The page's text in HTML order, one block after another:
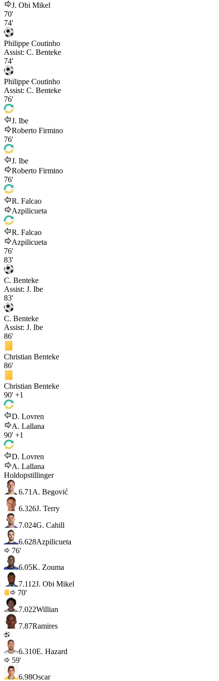
J. Obi Mikel
70'
74'
Philippe Coutinho
Assist: C. Benteke
74'
Philippe Coutinho
Assist: C. Benteke
76'
J. Ibe
Roberto Firmino
76'
J. Ibe
Roberto Firmino
76'
R. Falcao
Azpilicueta
R. Falcao
Azpilicueta
76'
83'
C. Benteke
Assist: J. Ibe
83'
C. Benteke
Assist: J. Ibe
86'
Christian Benteke
86'
Christian Benteke
90' +1
D. Lovren
A. Lallana
90' +1
D. Lovren
A. Lallana
Holdopstillinger
6.71 A. Begović
6.326J. Terry
7.024G. Cahill
6.628Azpilicueta
76'
6.05K. Zouma
7.112J. Obi Mikel
70'
7.022Willian
7.87Ramires
6.310E. Hazard
59'
6.98Oscar